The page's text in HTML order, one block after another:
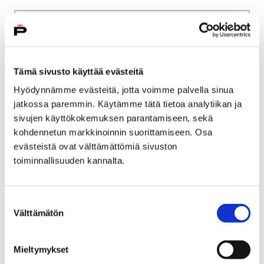
Tämä sivusto käyttää evästeitä
Hyödynnämme evästeitä, jotta voimme palvella sinua
jatkossa paremmin. Käytämme tätä tietoa analytiikan ja
sivujen käyttökokemuksen parantamiseen, sekä
kohdennetun markkinoinnin suorittamiseen. Osa
evästeistä ovat välttämättömiä sivuston
toiminnallisuuden kannalta.
valinta
Välttämätön
Mieltymykset
Ota yhteyttä
Kulttuuri ja vapaa-aika
Liikuntatilojen ja
leirikeskusten
vuorohakemus
Voit siirtyä liikuntatilojen ja leirikeskusten
painamalla alla olevasta linkistä.